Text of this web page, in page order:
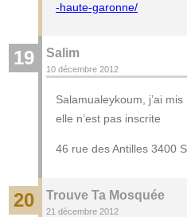
-haute-garonne/
19 Salim
10 décembre 2012
Salamualeykoum, j’ai
elle n’est pas inscrite
46 rue des Antilles 3400
20 Trouve Ta Mosquée
21 décembre 2012